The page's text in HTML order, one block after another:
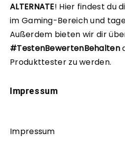
ALTERNATE! Hier findest du
im Gaming-Bereich und
Außerdem bieten wir dir
#TestenBewertenBehalten
Produkttester zu werden.
Impressum
Impressum